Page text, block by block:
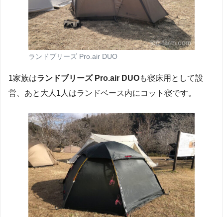
ランドブリーズ Pro.air DUO
1家族はランドブリーズ Pro.air DUOも寝床用として設
営、あと大人1人はランドベース内にコット寝です。